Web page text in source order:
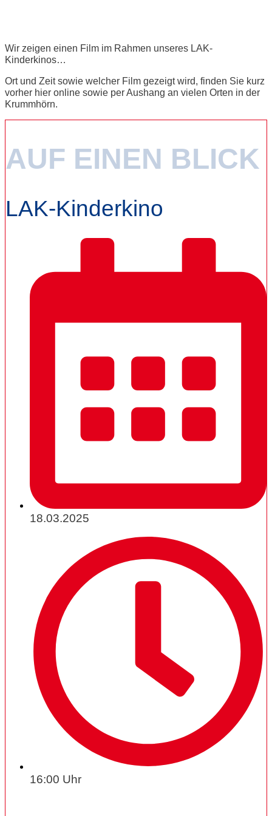
Wir zeigen einen Film im Rahmen unseres LAK-
Kinderkinos…
Ort und Zeit sowie welcher Film gezeigt wird, finden Sie kurz
vorher hier online sowie per Aushang an vielen Orten in der
Krummhörn.
AUF EINEN BLICK
LAK-Kinderkino
18.03.2025
16:00 Uhr